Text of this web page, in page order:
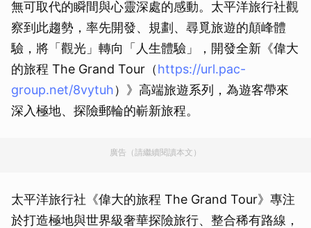
無可取代的瞬間與心靈深處的感動。太平洋旅行社觀
察到此趨勢，率先開發、規劃、尋覓旅遊的顛峰體
驗，將「觀光」轉向「人生體驗」，開發全新《偉大
的旅程 The Grand Tour（https://url.pac-
group.net/8vytuh）》高端旅遊系列，為遊客帶來
深入極地、探險郵輪的嶄新旅程。
廣告（請繼續閱讀本文）
太平洋旅行社《偉大的旅程 The Grand Tour》專注
於打造極地與世界級奢華探險旅行、整合稀有路線，